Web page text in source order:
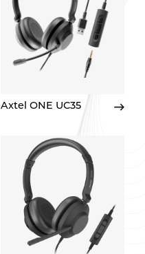
Axtel ONE UC35